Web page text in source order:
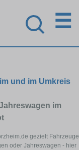
☰
und im Umkreis
im
gezielt Fahrzeuge
oder Jahreswagen - hier